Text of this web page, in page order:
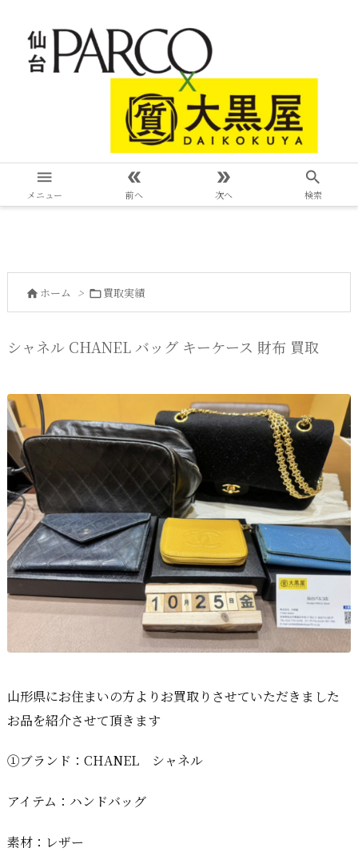

メニュー

前へ

次へ

検索
 ホーム > 買取実績
シャネル CHANEL バッグ キーケース 財布 買取
山形県にお住まいの方よりお買取りさせていただきました
お品を紹介させて頂きます
①ブランド：CHANEL シャネル
アイテム：ハンドバッグ
素材：レザー